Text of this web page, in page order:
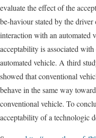
evaluate the effect of the
be-haviour stated by the
interaction with an automated
acceptability is associated
automated vehicle. A third
showed that conventional
behave in the same way
conventional vehicle. To
acceptability of a technologic